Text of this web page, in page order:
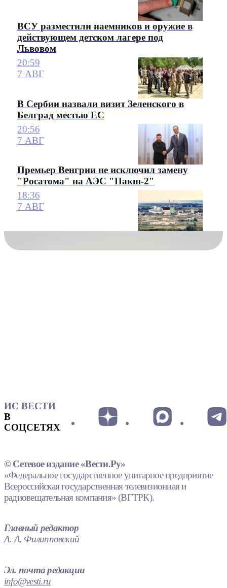
ВСУ разместили наемников и оружие в
действующем детском лагере под
Львовом
20:59
7 АВГ
В Сербии назвали визит Зеленского в
Белград местью ЕС
20:56
7 АВГ
Премьер Венгрии не исключил замену
"Росатома" на АЭС "Пакш-2"
18:36
7 АВГ
ИС ВЕСТИ
В
СОЦСЕТЯХ
© Сетевое издание «Вести.Ру»
«Федеральное государственное унитарное предприятие
Всероссийская государственная телевизионная и
радиовещательная компания» (ВГТРК).
Главный редактор
А. А. Филипповский
Эл. почта редакции
info@vesti.ru